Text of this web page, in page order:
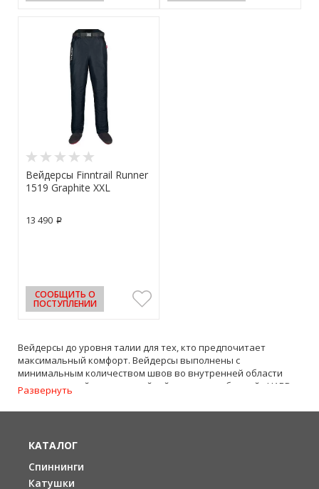
Вейдерсы Finntrail Runner
1519 Graphite XXL
13 490 p
СООБЩИТЬ О
ПОСТУПЛЕНИИ
Вейдерсы до уровня талии для тех, кто предпочитает
максимальный комфорт. Вейдерсы выполнены с
минимальным количеством швов во внутренней области
ног, из прочной четырехслойной ткани с мембраной «HARD-
TEX». Вейдерсы оснащены двумя накладными карманами,
анатомическим кроем, D-образными петлями для просушки,
Мембрана20000 мм 7000 г./м2/24ч
Развернуть
КАТАЛОГ
Спиннинги
Катушки